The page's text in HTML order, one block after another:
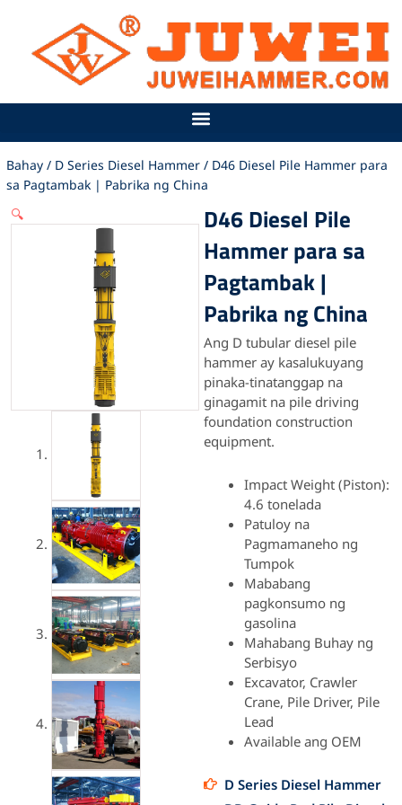
nilalaman
Bahay / D Series Diesel Hammer / D46 Diesel Pile Hammer para
sa Pagtambak | Pabrika ng China
🔍
D46 Diesel Pile
Hammer para sa
Pagtambak |
Pabrika ng China
Ang D tubular diesel pile
hammer ay kasalukuyang
pinaka-tinatanggap na
ginagamit na pile driving
foundation construction
equipment.
Impact Weight (Piston):
4.6 tonelada
Patuloy na
Pagmamaneho ng
Tumpok
Mababang
pagkonsumo ng
gasolina
Mahabang Buhay ng
Serbisyo
Excavator, Crawler
Crane, Pile Driver, Pile
Lead
Available ang OEM
D Series Diesel Hammer